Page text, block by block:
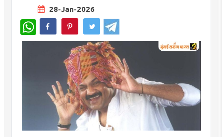
28-Jan-2026
WhatsApp